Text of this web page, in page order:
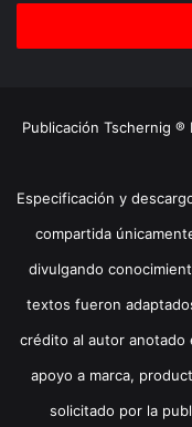
Publicación Tschernig
Especificación y
compartida
divulgando
textos fueron
crédito al autor
apoyo a marca,
solicitado por la